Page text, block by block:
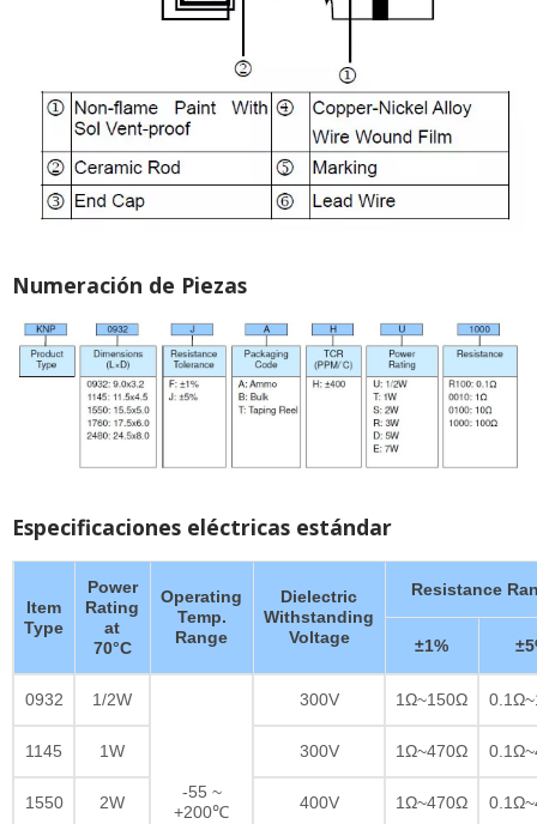
Numeración de Piezas
Especificaciones eléctricas estándar
Item
Type
Power
Rating
at
70°C
Operating
Temp.
Range
Dielectric
Withstanding
Voltage
Resistance
±1%
0932 1/2W
-55 ~
+200℃
300V 1Ω~150Ω
1145 1W 300V 1Ω~470Ω
1550 2W 400V 1Ω~470Ω